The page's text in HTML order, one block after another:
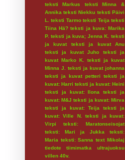
teksti Markus
teksti Minna &
Annika teksti Niekku teksti Päivi
L.
teksti Tarmo teksti Teija teksti
Tiina Hä? teksti ja kuva: Marika
P. teksti ja kuva; Jenna K.
teksti
ja kuvat
teksti ja kuvat Anu
teksti ja kuvat Juho
teksti ja
kuvat Marko K.
teksti ja kuvat
Minna J.
teksti ja kuvat johanna
teksti ja kuvat petteri
teksti ja
kuvat: Harri teksti ja kuvat: Heini
teksti ja kuvat: Ilona
teksti ja
kuvat: M&J teksti ja kuvat: Mirva
teksti ja kuvat: Teija
teksti ja
kuvat: Ville N.
teksti ja kuvat:
Virpi
teksti: Maratonseisojat
teksti: Mari ja Jukka
teksti:
Maria teksti: Sanna text Mikolaj
tiedote
tiimimatka
ultrajuoksu
villen 40v.